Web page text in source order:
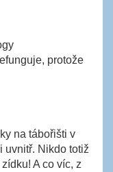
protože
na tábořišti v
uvnitř. Nikdo totiž
A co víc, z